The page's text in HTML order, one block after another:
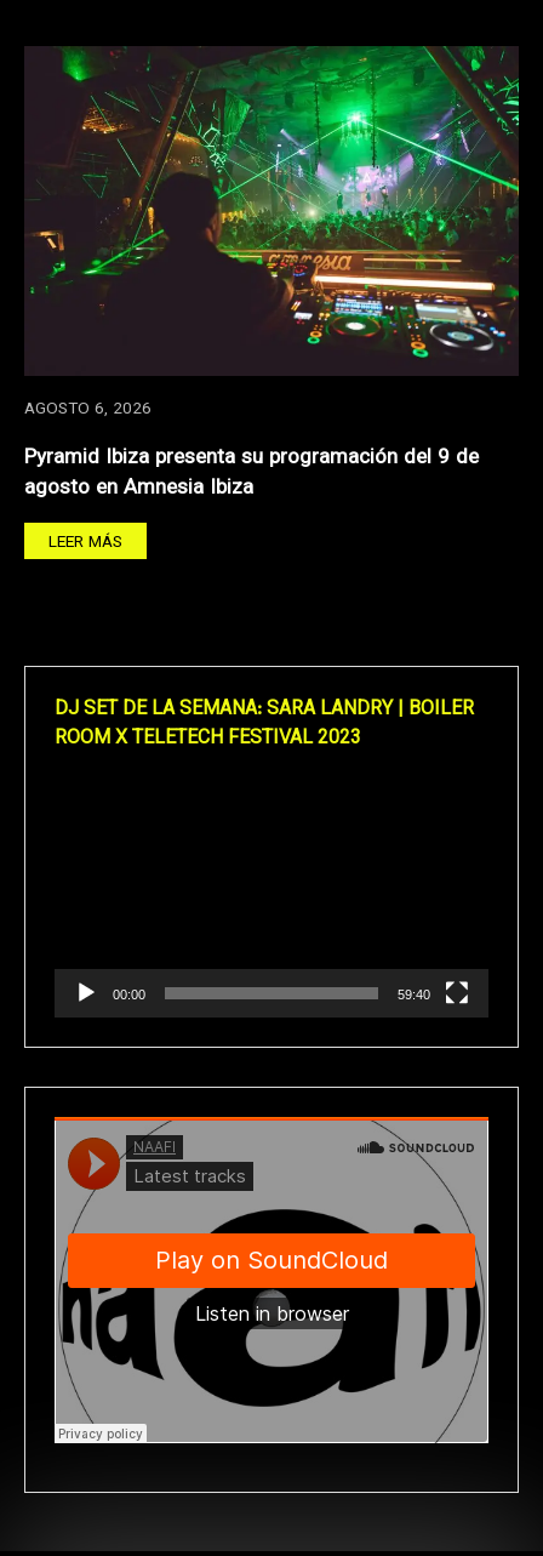
AGOSTO 6, 2026
Pyramid Ibiza presenta su programación del 9 de
agosto en Amnesia Ibiza
LEER MÁS
DJ SET DE LA SEMANA: SARA LANDRY | BOILER
ROOM X TELETECH FESTIVAL 2023
00:00 59:40